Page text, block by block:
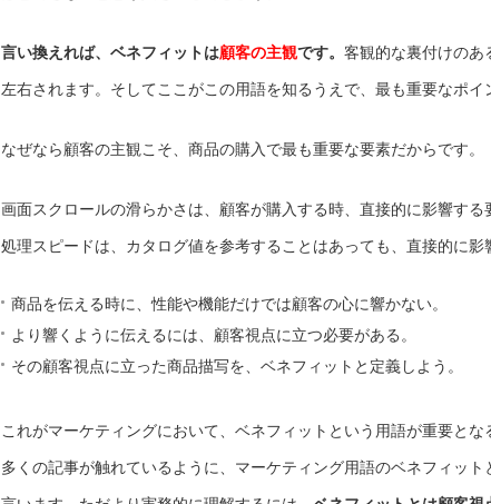
言い換えれば、ベネフィットは顧客の主観です。 客観的な裏付けのあ
左右されます。そしてここがこの用語を知るうえで、最も重要なポイ
なぜなら顧客の主観こそ、商品の購入で最も重要な要素だからです。
画面スクロールの滑らかさは、顧客が購入する時、直接的に影響す
処理スピードは、カタログ値を参考することはあっても、直接的に影
商品を伝える時に、性能や機能だけでは顧客の心に響かない。
より響くように伝えるには、顧客視点に立つ必要がある。
その顧客視点に立った商品描写を、ベネフィットと定義しよう。
これがマーケティングにおいて、ベネフィットという用語が重要とな
多くの記事が触れているように、マーケティング用語のベネフィッ